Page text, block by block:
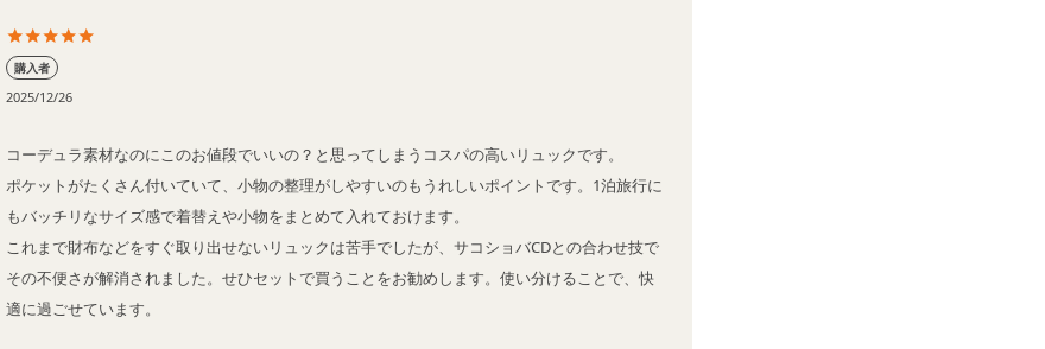
購入者
2025/12/26
コーデュラ素材なのにこのお値段でいいの？と思ってしまうコスパの高いリュックです。
ポケットがたくさん付いていて、小物の整理がしやすいのもうれしいポイントです。1泊旅行に
もバッチリなサイズ感で着替えや小物をまとめて入れておけます。
これまで財布などをすぐ取り出せないリュックは苦手でしたが、サコショバCDとの合わせ技で
その不便さが解消されました。せひセットで買うことをお勧めします。使い分けることで、快
適に過ごせています。